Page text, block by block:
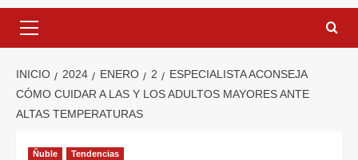
INICIO 2024 ENERO 2
ESPECIALISTA ACONSEJA
CÓMO CUIDAR A LAS Y LOS ADULTOS MAYORES ANTE
ALTAS TEMPERATURAS
Ñuble Tendencias